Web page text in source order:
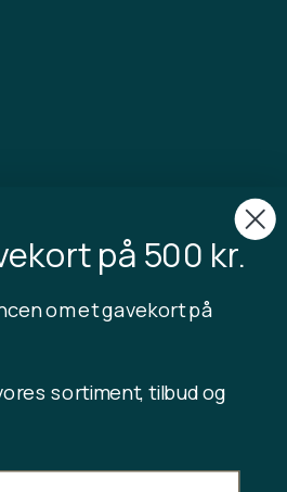
på 500 kr.
om et gavekort på
sortiment, tilbud og